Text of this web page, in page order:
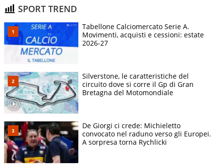
SPORT TREND
Tabellone Calciomercato Serie A.
Movimenti, acquisti e cessioni: estate
2026-27
Silverstone, le caratteristiche del
circuito dove si corre il Gp di Gran
Bretagna del Motomondiale
De Giorgi ci crede: Michieletto
convocato nel raduno verso gli Europei.
A sorpresa torna Rychlicki